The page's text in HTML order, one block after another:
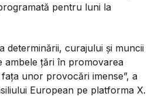
pentru luni la
determinării, curajului și muncii
ambele țări în promovarea
unor provocări imense”, a
European pe platforma X.